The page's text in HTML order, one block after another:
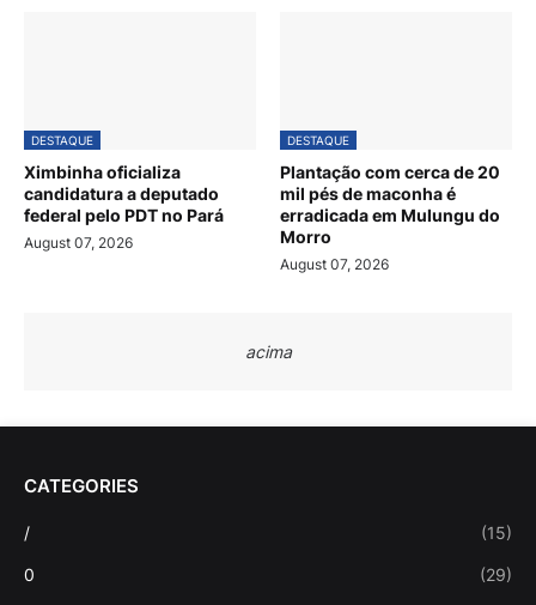
DESTAQUE
Ximbinha oficializa
candidatura a deputado
federal pelo PDT no Pará
August 07, 2026
DESTAQUE
Plantação com cerca de 20
mil pés de maconha é
erradicada em Mulungu do
Morro
August 07, 2026
acima
CATEGORIES
/ (15)
0 (29)